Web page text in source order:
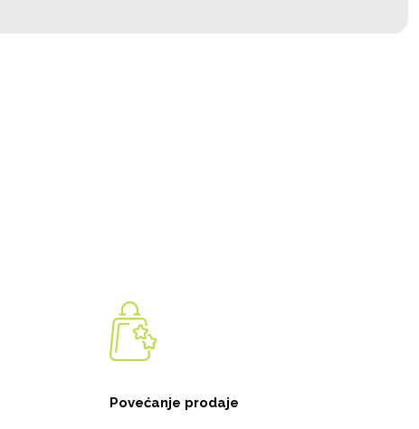
Povećanje prodaje